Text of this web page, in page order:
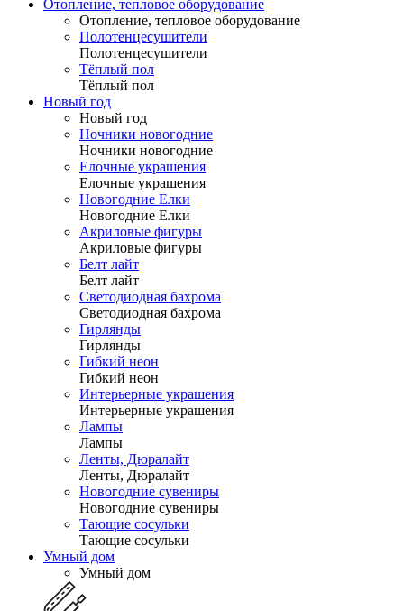
Отопление, тепловое оборудование
Отопление, тепловое оборудование
Полотенцесушители
Полотенцесушители
Тёплый пол
Тёплый пол
Новый год
Новый год
Ночники новогодние
Ночники новогодние
Елочные украшения
Елочные украшения
Новогодние Елки
Новогодние Елки
Акриловые фигуры
Акриловые фигуры
Белт лайт
Белт лайт
Светодиодная бахрома
Светодиодная бахрома
Гирлянды
Гирлянды
Гибкий неон
Гибкий неон
Интерьерные украшения
Интерьерные украшения
Лампы
Лампы
Ленты, Дюралайт
Ленты, Дюралайт
Новогодние сувениры
Новогодние сувениры
Тающие сосульки
Тающие сосульки
Умный дом
Умный дом